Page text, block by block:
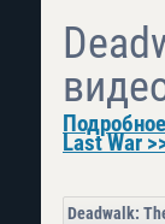
Last War
Deadwalk: